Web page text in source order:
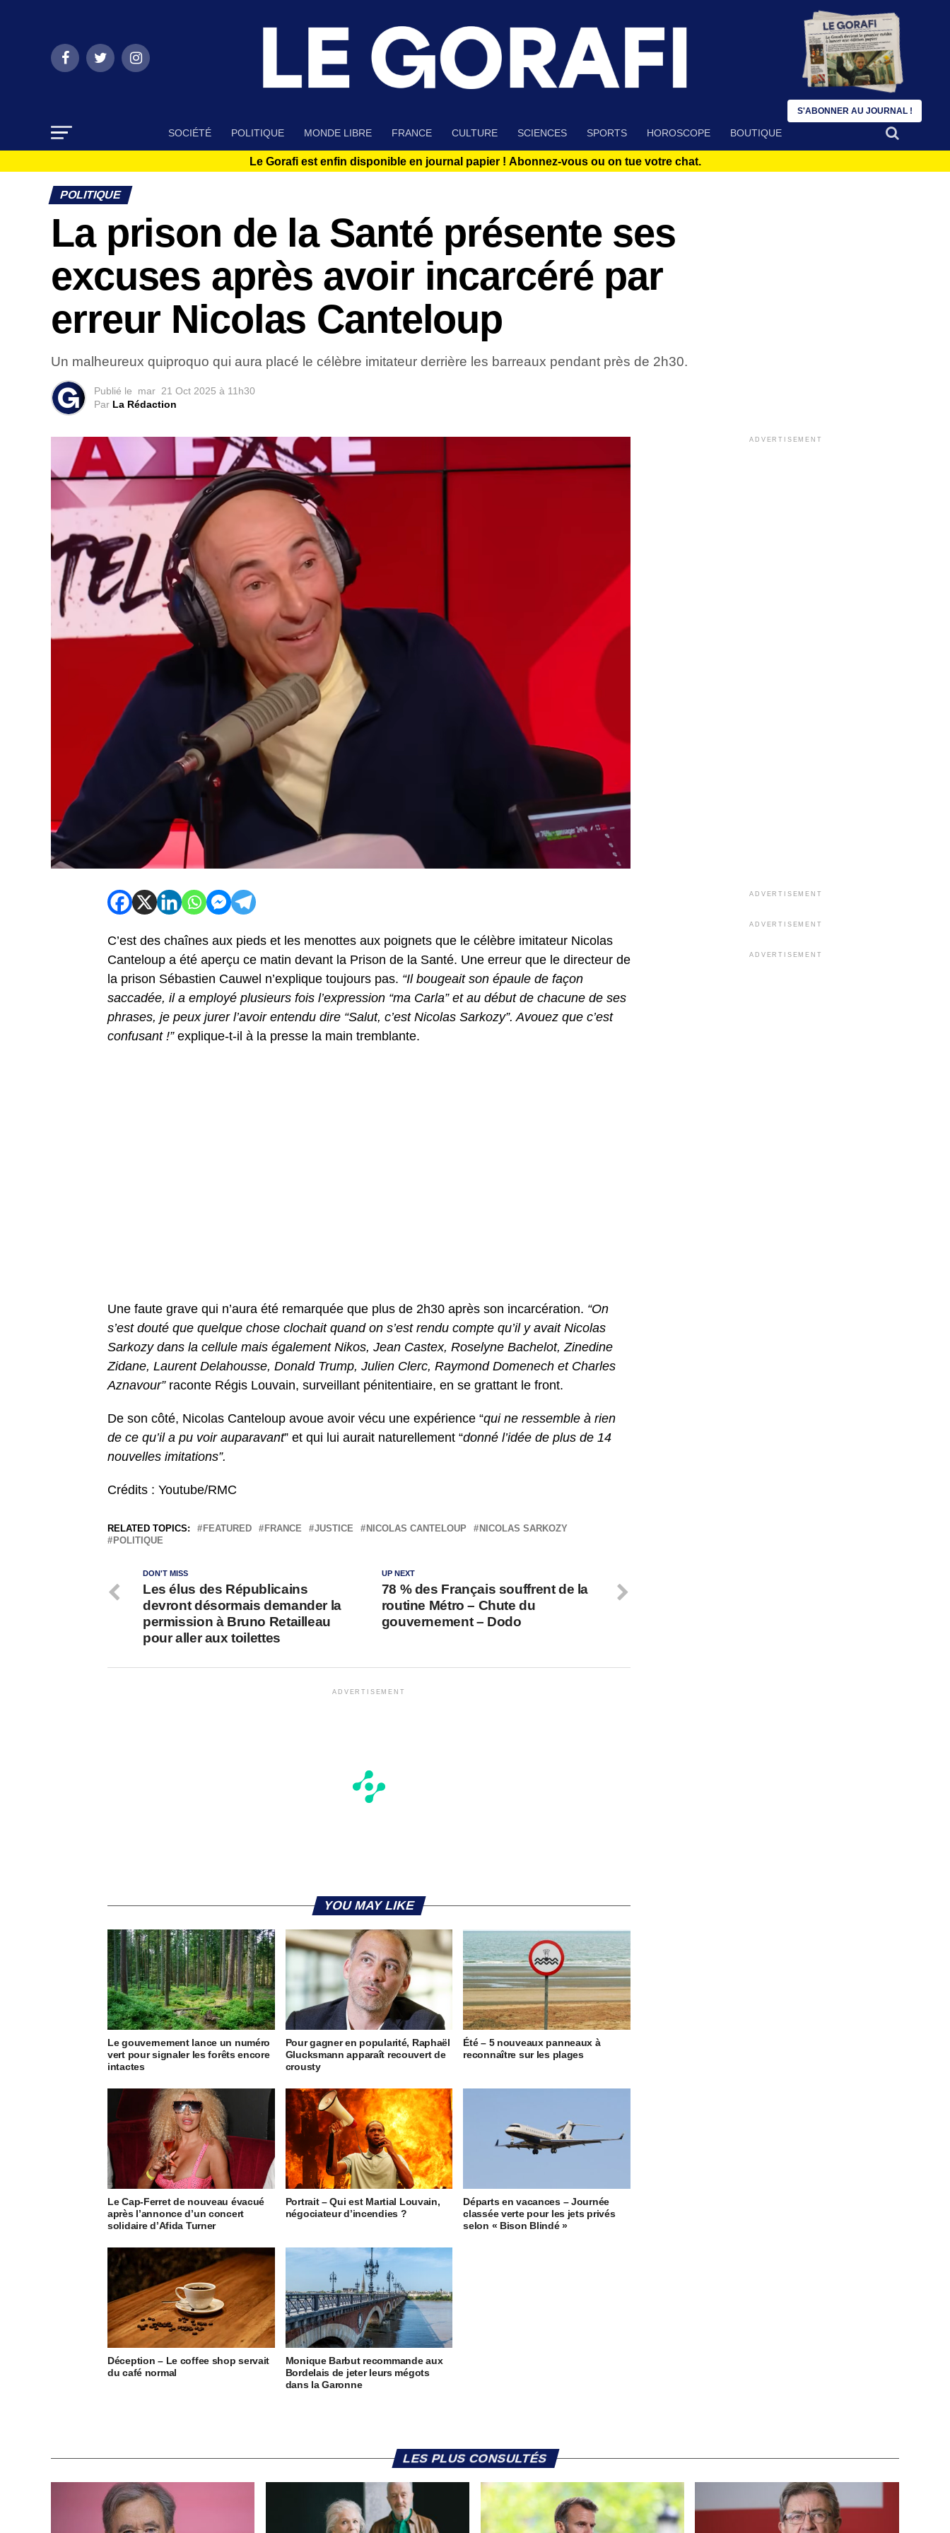
SOCIÉTÉ POLITIQUE MONDE LIBRE FRANCE CULTURE SCIENCES SPORTS HOROSCOPE BOUTIQUE
Le Gorafi est enfin disponible en journal papier ! Abonnez-vous ou on tue votre chat.
POLITIQUE
La prison de la Santé présente ses
excuses après avoir incarcéré par
erreur Nicolas Canteloup
Un malheureux quiproquo qui aura placé le célèbre imitateur derrière les barreaux pendant près de 2h30.
Publié le mar 21 Oct 2025 à 11h30
Par La Rédaction
C’est des chaînes aux pieds et les menottes aux poignets que le célèbre imitateur Nicolas
Canteloup a été aperçu ce matin devant la Prison de la Santé. Une erreur que le directeur de
la prison Sébastien Cauwel n’explique toujours pas. “Il bougeait son épaule de façon
saccadée, il a employé plusieurs fois l’expression “ma Carla” et au début de chacune de ses
phrases, je peux jurer l’avoir entendu dire “Salut, c’est Nicolas Sarkozy”. Avouez que c’est
confusant !”explique-t-il à la presse la main tremblante.
Une faute grave qui n’aura été remarquée que plus de 2h30 après son incarcération. “On
s’est douté que quelque chose clochait quand on s’est rendu compte qu’il y avait Nicolas
Sarkozy dans la cellule mais également Nikos, Jean Castex, Roselyne Bachelot, Zinedine
Zidane, Laurent Delahousse, Donald Trump, Julien Clerc, Raymond Domenech et Charles
Aznavour” raconte Régis Louvain, surveillant pénitentiaire, en se grattant le front.
De son côté, Nicolas Canteloup avoue avoir vécu une expérience “qui ne ressemble à rien
de ce qu’il a pu voir auparavant” et qui lui aurait naturellement “donné l’idée de plus de 14
nouvelles imitations”.
Crédits : Youtube/RMC
RELATED TOPICS: FEATURED FRANCE JUSTICE NICOLAS CANTELOUP
NICOLAS SARKOZY
POLITIQUE
UP NEXT
78 % des Français souffrent de la
routine Métro – Chute du
gouvernement – Dodo
DON'T MISS
Les élus des Républicains
devront désormais demander la
permission à Bruno Retailleau
pour aller aux toilettes
ADVERTISEMENT
YOU MAY LIKE
Le gouvernement lance un numéro
vert pour signaler les forêts encore
intactes
Pour gagner en popularité, Raphaël
Glucksmann apparaît recouvert de
crousty
Été – 5 nouveaux panneaux à
reconnaître sur les plages
Le Cap-Ferret de nouveau évacué
après l’annonce d’un concert
solidaire d’Afida Turner
Portrait – Qui est Martial Louvain,
négociateur d’incendies ?
Départs en vacances – Journée
classée verte pour les jets privés
selon « Bison Blindé »
Déception – Le coffee shop servait
du café normal
Monique Barbut recommande aux
Bordelais de jeter leurs mégots
dans la Garonne
ADVERTISEMENT
ADVERTISEMENT
ADVERTISEMENT
ADVERTISEMENT
LES PLUS CONSULTÉS
S'ABONNER AU JOURNAL !